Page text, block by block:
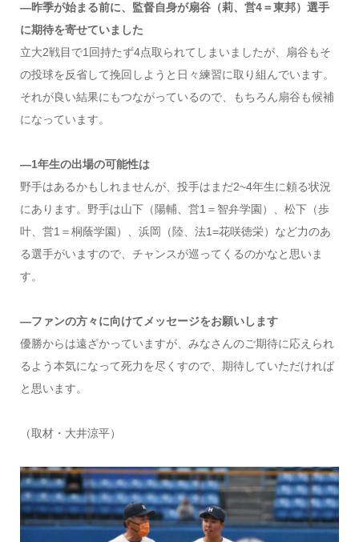
―昨季が始まる前に、監督自身が扇谷（莉、営4＝東邦）選手
に期待を寄せていました
立大2戦目で1回持たず4点取られてしまいましたが、扇谷もそ
の投球を反省して挽回しようと日々練習に取り組んでいます。
それが良い結果にもつながっているので、もちろん扇谷も候補
になっています。
―1年生の出場の可能性は
野手はあるかもしれませんが、投手はまだ2~4年生に頼る状況
にあります。野手は山下（陽輔、営1＝智弁学園）、松下（歩
叶、営1＝桐蔭学園）、浜岡（陸、法1=花咲徳栄）など力のあ
る選手がいますので、チャンスが巡ってくるのかなと思いま
す。
―ファンの方々に向けてメッセージをお願いします
優勝からは遠ざかっていますが、みなさんのご期待に応えられ
るよう本気になって死力を尽くすので、期待していただければ
と思います。
（取材・大井涼平）